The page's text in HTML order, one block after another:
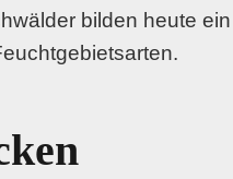
bilden heute